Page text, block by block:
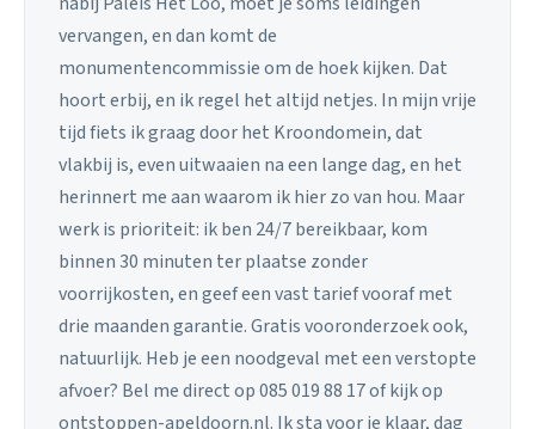
vervangen, en dan komt de
monumentencommissie om de hoek kijken. Dat
hoort erbij, en ik regel het altijd netjes. In mijn vrije
tijd fiets ik graag door het Kroondomein, dat
vlakbij is, even uitwaaien na een lange dag, en het
herinnert me aan waarom ik hier zo van hou. Maar
werk is prioriteit: ik ben 24/7 bereikbaar, kom
binnen 30 minuten ter plaatse zonder
voorrijkosten, en geef een vast tarief vooraf met
drie maanden garantie. Gratis vooronderzoek ook,
natuurlijk. Heb je een noodgeval met een verstopte
afvoer? Bel me direct op 085 019 88 17 of kijk op
ontstoppen-apeldoorn.nl. Ik sta voor je klaar, dag